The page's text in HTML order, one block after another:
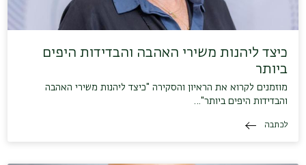
כיצד ליהנות משירי האהבה והבדידות היפים
ביותר
מוזמנים לקרוא את הראיון והסקירה "כיצד ליהנות משירי האהבה
והבדידות היפים ביותר"…
לכתבה